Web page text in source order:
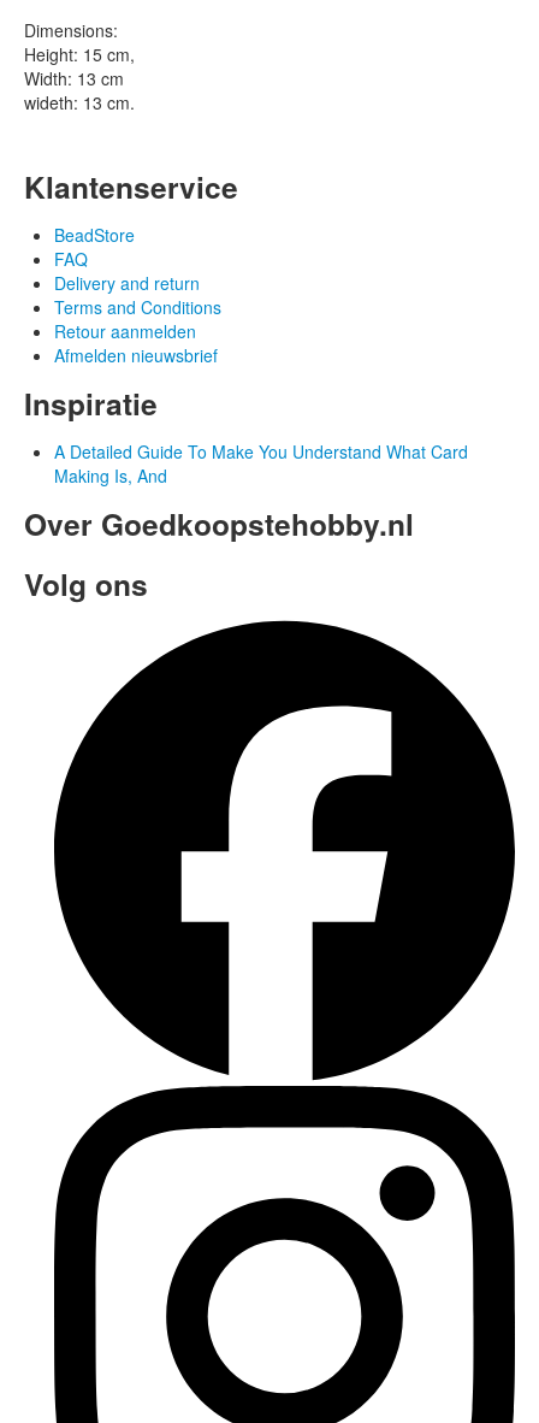
Dimensions:
Height: 15 cm,
Width: 13 cm
wideth: 13 cm.
Klantenservice
BeadStore
FAQ
Delivery and return
Terms and Conditions
Retour aanmelden
Afmelden nieuwsbrief
Inspiratie
A Detailed Guide To Make You Understand What Card
Making Is, And
Over Goedkoopstehobby.nl
Volg ons